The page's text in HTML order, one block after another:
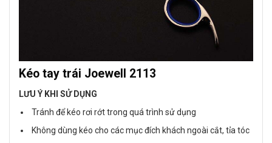
Kéo tay trái Joewell 2113
LƯU Ý KHI SỬ DỤNG
Tránh để kéo rơi rớt trong quá trình sử dụng
Không dùng kéo cho các mục đích khách ngoài cắt, tỉa tóc